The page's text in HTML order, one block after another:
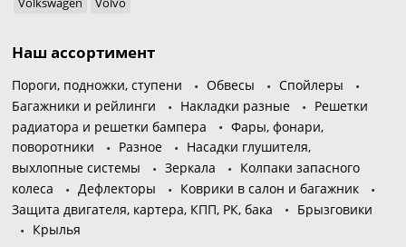
Наш ассортимент
Пороги, подножки, ступени Обвесы
Спойлеры
Багажники и рейлинги
Накладки разные
Решетки
радиатора и решетки бампера
Фары, фонари,
поворотники
Разное
Насадки глушителя,
выхлопные системы
Зеркала
Колпаки запасного
колеса
Дефлекторы
Коврики в салон и багажник
Защита двигателя, картера, КПП, РК, бака
Брызговики
Крылья